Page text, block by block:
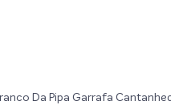
Cantanhede Bairrada –